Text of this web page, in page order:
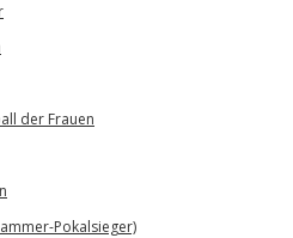
der Frauen
Pokalsieger)